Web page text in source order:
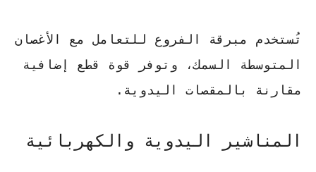
تُستخدم مبرقة الفروع للتعامل مع الأغصان
المتوسطة السمك، وتوفر قوة قطع إضافية
مقارنة بالمقصات اليدوية.
المناشير اليدوية والكهربائية